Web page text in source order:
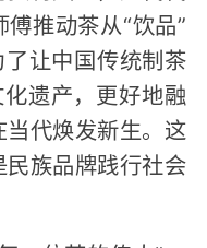
推动茶从“饮品”
让中国传统制茶
遗产，更好地融
代焕发新生。这
族品牌践行社会